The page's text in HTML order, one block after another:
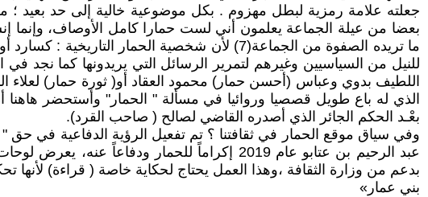
جعلته علامة رمزية لبطل مهزوم . بكل موضوعية خالية إلى حد بعيد ؛
بعضا من عيلة الجماعة يعلمون أني لست حمارا كامل الأوصاف،
ما تريده الصفوة من الجماعة(7) لأن شخصية
للنيل من السياسيين وغيرهم لتمرير الرسائل التي يريدونها كما
اللطيف بدوي وعباس (أحسن حمار) محمود العقاد أو( ثورة حمار) لعلاء
بعْـد الحكم الجائر الذي أصدره القاضي لصالح ( صاحب القرد).
وفي سياق موقع الحمار في ثقافتنا ؟ تم تفعيل الرؤية الدفاعية في
بدعم من وزارة الثقافة ،وهذا العمل يحتاج لحكاية خاصة ( قراءة)
بني عمار»